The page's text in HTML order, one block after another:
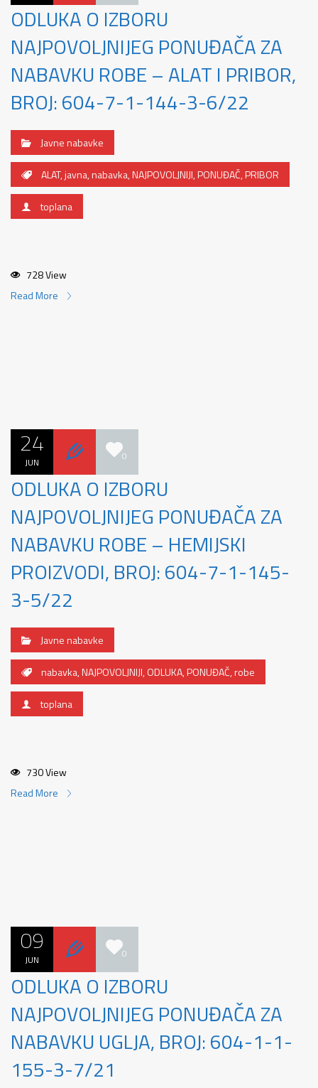
ODLUKA O IZBORU
NAJPOVOLJNIJEG PONUĐAČA ZA
NABAVKU ROBE – ALAT I PRIBOR,
BROJ: 604-7-1-144-3-6/22
Javne nabavke
ALAT,javna,nabavka,NAJPOVOLJNIJI,PONUĐAČ,PRIBOR
toplana
728 View
Read More
24
JUN 0
ODLUKA O IZBORU
NAJPOVOLJNIJEG PONUĐAČA ZA
NABAVKU ROBE – HEMIJSKI
PROIZVODI, BROJ: 604-7-1-145-
3-5/22
Javne nabavke
nabavka,NAJPOVOLJNIJI,ODLUKA,PONUĐAČ,robe
toplana
730 View
Read More
09
JUN 0
ODLUKA O IZBORU
NAJPOVOLJNIJEG PONUĐAČA ZA
NABAVKU UGLJA, BROJ: 604-1-1-
155-3-7/21